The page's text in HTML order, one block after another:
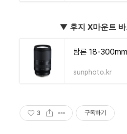
▼ 후지 X마운트
sunphoto.kr
3 구독하기